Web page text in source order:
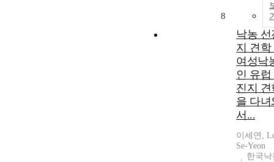
8
낙농 선
지 견학
여성낙
인 유럽
진지 견
을 다녀
서...
이세연,
Se-Yeon
한국낙